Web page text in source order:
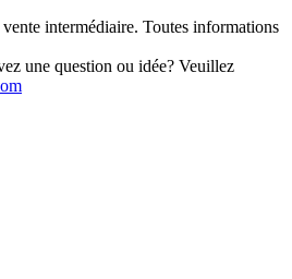
intermédiaire. Toutes informations
une question ou idée? Veuillez